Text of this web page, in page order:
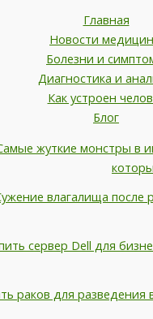
Главная
Новости
Болезни и
Диагностика и
Как устроен
Блог
жуткие монстры в
влагалища после
сервер Dell для
раков для